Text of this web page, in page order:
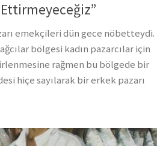
emekçileri dün gece nöbetteydi.
bölgesi kadın pazarcılar için
rağmen bu bölgede bir
hiçe sayılarak bir erkek pazarı